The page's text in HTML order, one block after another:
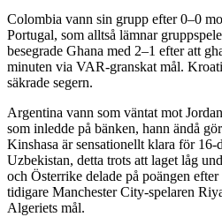
Colombia vann sin grupp efter 0–0
Portugal, som alltså lämnar
besegrade Ghana med 2–1 efter att
minuten via VAR-granskat mål.
säkrade segern.
Argentina vann som väntat mot
som inledde på bänken, hann ändå
Kinshasa är sensationellt klara för
Uzbekistan, detta trots att laget låg
och Österrike delade på poängen
tidigare Manchester City-spelaren
Algeriets mål.